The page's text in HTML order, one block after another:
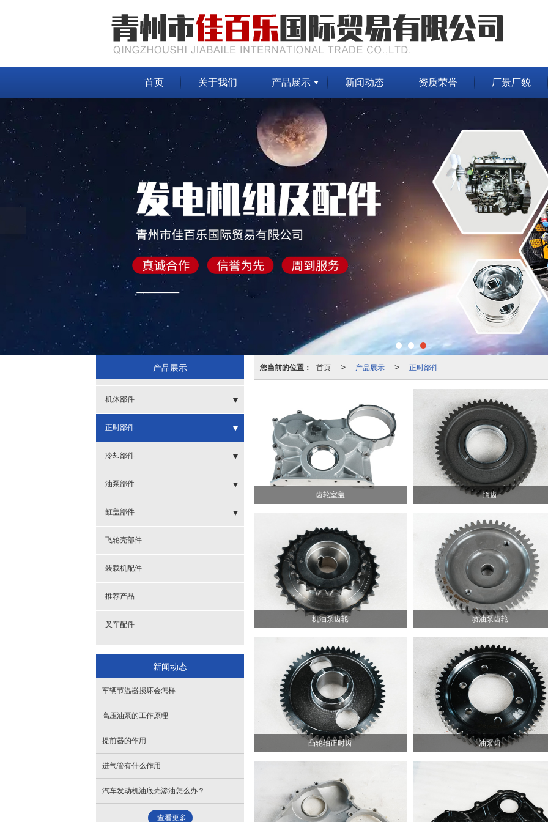
首页 关于我们 产品展示 新闻动态 资质荣誉 厂景厂貌
您当前的位置： 首页 > 产品展示 > 正时部件
齿轮室盖 惰齿
机油泵齿轮 喷油泵齿轮
凸轮轴正时齿 油泵齿
产品展示
机体部件
- SPT
- 缸套
- 呼吸器
- 活塞
- 活塞环
- 机体
- 滤杯
- 曲轴皮带轮
- 油底壳
正时部件
- 齿轮
- 齿轮室及盖
- 涨紧轮
冷却部件
- 风扇叶
- 节温器
- 节温器座盖
- 水泵
油泵部件
- 高压油泵
- 管子
- 提前器
缸盖部件
- 发电机起动机
- 发电机支架调节架
- 缸盖
- 进气管
- 摇臂总成
- 油封
飞轮壳部件
装载机配件
推荐产品
叉车配件
新闻动态
车辆节温器损坏会怎样
高压油泵的工作原理
提前器的作用
进气管有什么作用
汽车发动机油底壳渗油怎么办？
查看更多